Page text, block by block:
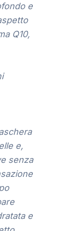
e
Q10,
e,
senza
e